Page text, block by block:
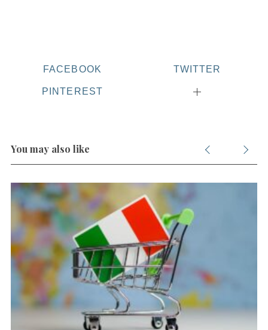
FACEBOOK TWITTER
PINTEREST
You may also like